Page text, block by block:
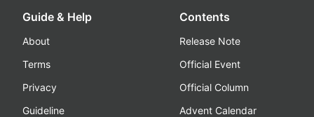
Guide & Help
About
Terms
Privacy
Guideline
Contents
Release Note
Official Event
Official Column
Advent Calendar